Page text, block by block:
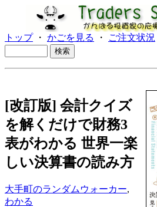
トップ・ かごを見る ・ ご注文状況
[改訂版] 会計クイズ
を解くだけで財務3
表がわかる 世界一楽
しい決算書の読み方
大手町のランダムウォーカー,
わかる